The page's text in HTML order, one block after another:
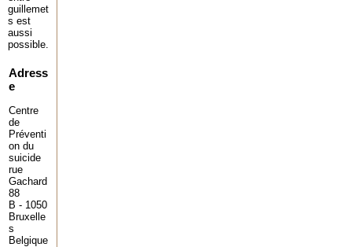
guillemet
s est
aussi
possible.
Adress
e
Centre
de
Préventi
on du
suicide
rue
Gachard
88
B - 1050
Bruxelle
s
Belgique